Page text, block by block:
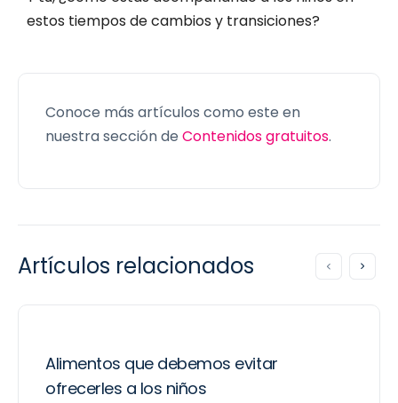
estos tiempos de cambios y transiciones?
Conoce más artículos como este en
nuestra sección de Contenidos gratuitos.
Artículos relacionados
Alimentos que debemos evitar
ofrecerles a los niños